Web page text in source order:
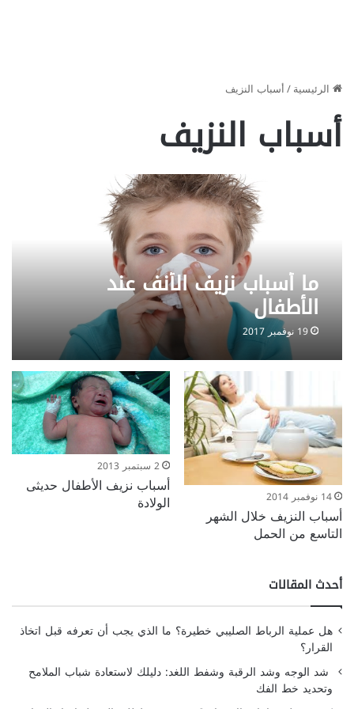
الرئيسية/أسباب النزيف
أسباب النزيف
ما أسباب نزيف الأنف عند
الأطفال
19 نوفمبر 2017
14 نوفمبر 2014
أسباب النزيف خلال الشهر
التاسع من الحمل
2 سبتمبر 2013
أسباب نزيف الأطفال حديثى
الولادة
أحدث المقالات
هل عملية الرباط الصليبي خطيرة؟ ما الذي يجب أن تعرفه قبل اتخاذ
القرار؟
شد الوجه وشد الرقبة وشفط اللغد: دليلك لاستعادة شباب الملامح
وتحديد خط الفك